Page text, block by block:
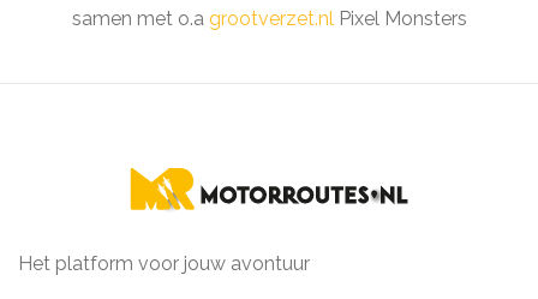
samen met o.a grootverzet.nlPixel Monsters
Het platform voor jouw avontuur